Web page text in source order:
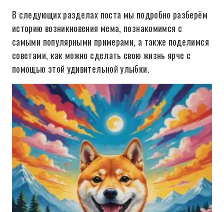
В следующих разделах поста мы подробно разберём
историю возникновения мема, познакомимся с
самыми популярными примерами, а также поделимся
советами, как можно сделать свою жизнь ярче с
помощью этой удивительной улыбки.